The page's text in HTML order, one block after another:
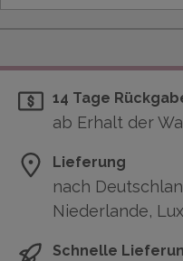
14 Tage
ab Erhalt der
Lieferung
nach
Niederlande,
Schnelle